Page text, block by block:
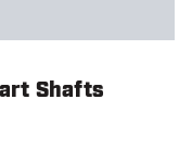
Shafts